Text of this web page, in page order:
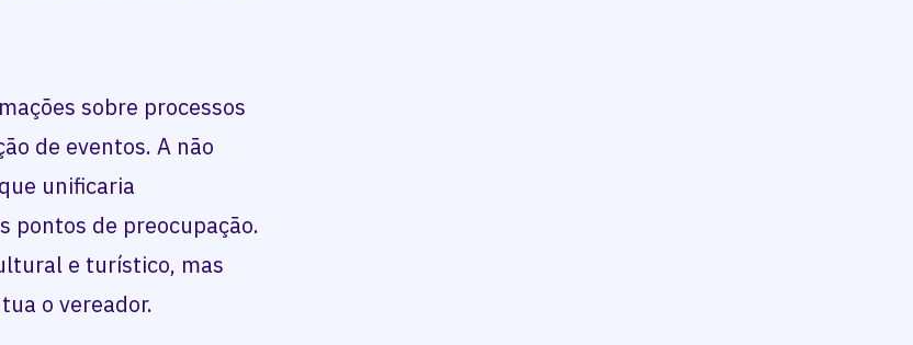
sobre processos
de eventos. A não
unificaria
pontos de preocupação.
e turístico, mas
o vereador.